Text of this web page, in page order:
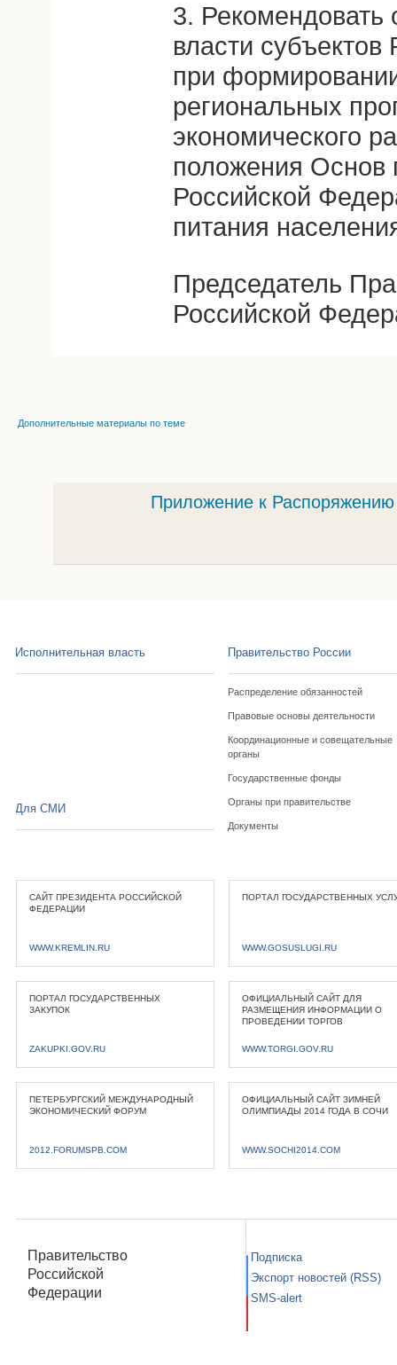
3. Рекомендовать
власти
при
региональных
экономического
положения Основ
Российской
питания
Председатель
Российской
Дополнительные материалы по теме
Приложение к
Исполнительная власть Правительство России
Распределение обязанностей
Правовые основы деятельности
Координационные и совещательные
органы
Государственные фонды
Органы при правительстве
Документы
Для СМИ
САЙТ ПРЕЗИДЕНТА РОССИЙСКОЙ
ФЕДЕРАЦИИ
WWW.KREMLIN.RU
ПОРТАЛ ГОСУДАРСТВЕННЫХ
WWW.GOSUSLUGI.RU
ПОРТАЛ ГОСУДАРСТВЕННЫХ
ЗАКУПОК
ZAKUPKI.GOV.RU
ОФИЦИАЛЬНЫЙ САЙТ ДЛЯ
РАЗМЕЩЕНИЯ ИНФОРМАЦИИ О
ПРОВЕДЕНИИ ТОРГОВ
WWW.TORGI.GOV.RU
ПЕТЕРБУРГСКИЙ МЕЖДУНАРОДНЫЙ
ЭКОНОМИЧЕСКИЙ ФОРУМ
2012.FORUMSPB.COM
ОФИЦИАЛЬНЫЙ САЙТ ЗИМНЕЙ
ОЛИМПИАДЫ 2014 ГОДА В СОЧИ
WWW.SOCHI2014.COM
Правительство
Российской
Федерации
Подписка
Экспорт новостей (RSS)
SMS-alert